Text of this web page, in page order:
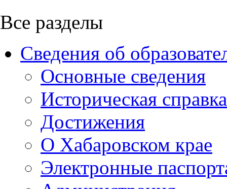
Все разделы
Сведения об
Основные сведения
Историческая справка
Достижения
О Хабаровском крае
Электронные